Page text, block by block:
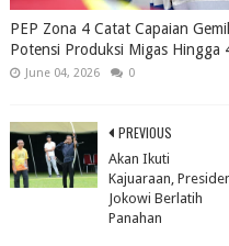
PEP Zona 4 Catat Capaian
Potensi Produksi Migas Hingga
June 04, 2026 0
PREVIOUS
Akan Ikuti
Kajuaraan,
Jokowi Berlatih
Panahan